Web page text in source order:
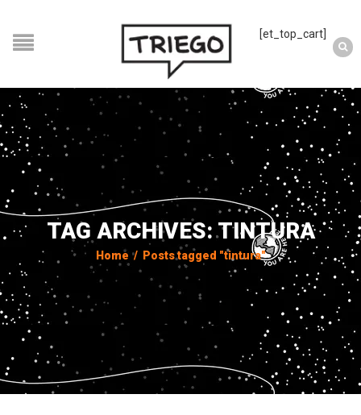
[et_top_cart]
TAG ARCHIVES: TINTURA
Home / Posts tagged "tintura"